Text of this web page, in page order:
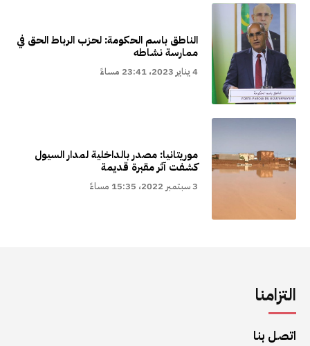
الناطق باسم الحكومة: لحزب الرباط الحق في
ممارسة نشاطه
4 يناير 2023، 23:41 مساءً
موريتانيا: مصدر بالداخلية لمدار السيول
كشفت آثر مقبرة قديمة
3 سبتمبر 2022، 15:35 مساءً
التزامنا
اتصل بنا